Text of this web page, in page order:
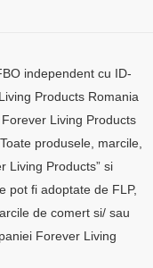
independent cu ID-
Products Romania
Living Products
produsele, marcile,
Living Products” si
pot fi adoptate de FLP,
de comert si/ sau
Forever Living